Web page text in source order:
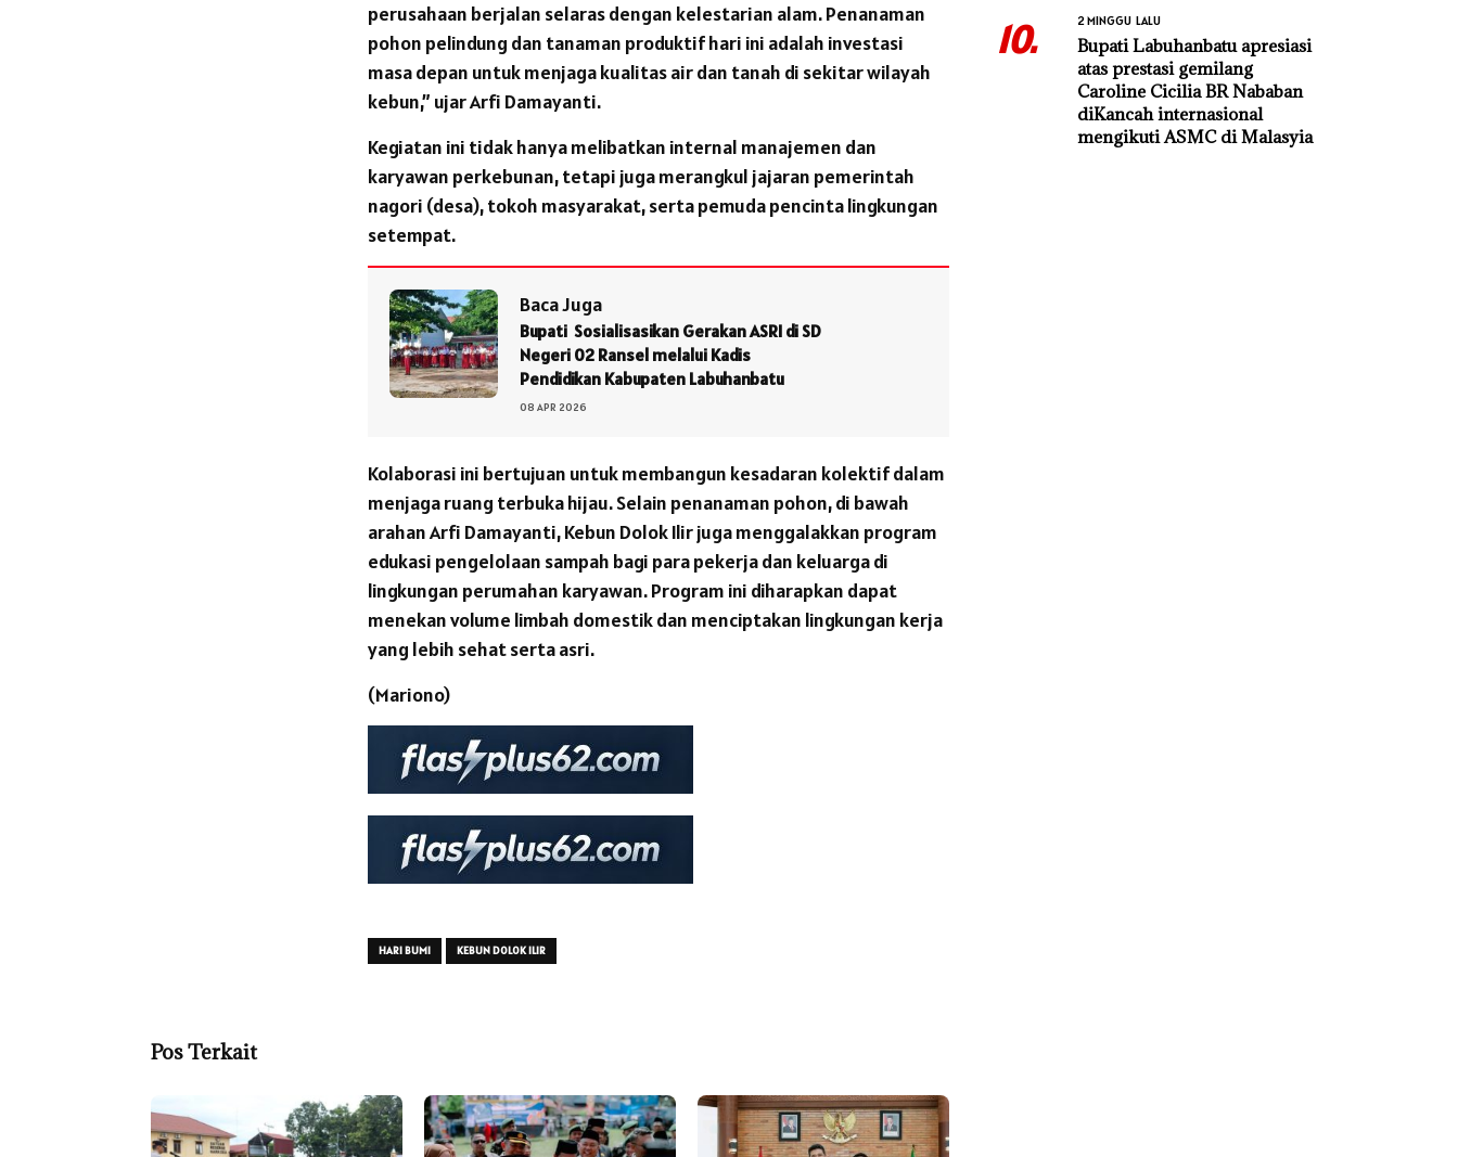
perusahaan berjalan selaras dengan kelestarian alam. Penanaman
pohon pelindung dan tanaman produktif hari ini adalah investasi
masa depan untuk menjaga kualitas air dan tanah di sekitar wilayah
kebun,” ujar Arfi Damayanti.
Kegiatan ini tidak hanya melibatkan internal manajemen dan
karyawan perkebunan, tetapi juga merangkul jajaran pemerintah
nagori (desa), tokoh masyarakat, serta pemuda pencinta lingkungan
setempat.
Baca Juga
Bupati Sosialisasikan Gerakan ASRI di SD
Negeri 02 Ransel melalui Kadis
Pendidikan Kabupaten Labuhanbatu
08 APR 2026
Kolaborasi ini bertujuan untuk membangun kesadaran kolektif dalam
menjaga ruang terbuka hijau. Selain penanaman pohon, di bawah
arahan Arfi Damayanti, Kebun Dolok Ilir juga menggalakkan program
edukasi pengelolaan sampah bagi para pekerja dan keluarga di
lingkungan perumahan karyawan. Program ini diharapkan dapat
menekan volume limbah domestik dan menciptakan lingkungan kerja
yang lebih sehat serta asri.
(Mariono)
HARI BUMI KEBUN DOLOK ILIR
Pos Terkait
10. 2 MINGGU LALU
Bupati Labuhanbatu apresiasi
atas prestasi gemilang
Caroline Cicilia BR Nababan
diKancah internasional
mengikuti ASMC di Malasyia